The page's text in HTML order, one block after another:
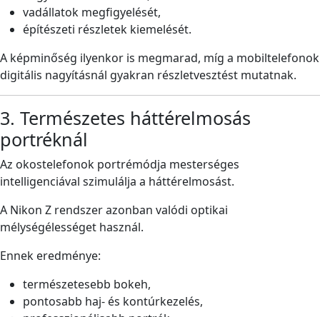
vadállatok megfigyelését,
építészeti részletek kiemelését.
A képminőség ilyenkor is megmarad, míg a mobiltelefonok
digitális nagyításnál gyakran részletvesztést mutatnak.
3. Természetes háttérelmosás
portréknál
Az okostelefonok portrémódja mesterséges
intelligenciával szimulálja a háttérelmosást.
A Nikon Z rendszer azonban valódi optikai
mélységélességet használ.
Ennek eredménye:
természetesebb bokeh,
pontosabb haj- és kontúrkezelés,